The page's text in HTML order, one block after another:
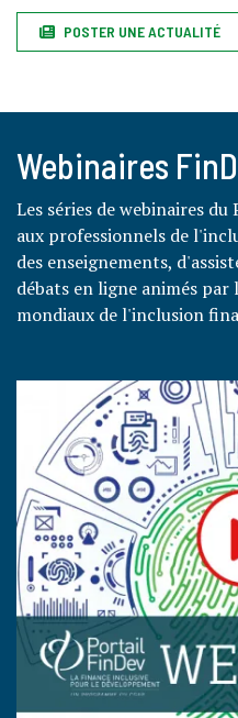
POSTER UNE ACTUALITÉ
Webinaires
Les séries de webinaires
aux professionnels de
des enseignements,
débats en ligne animés
mondiaux de l'inclusion